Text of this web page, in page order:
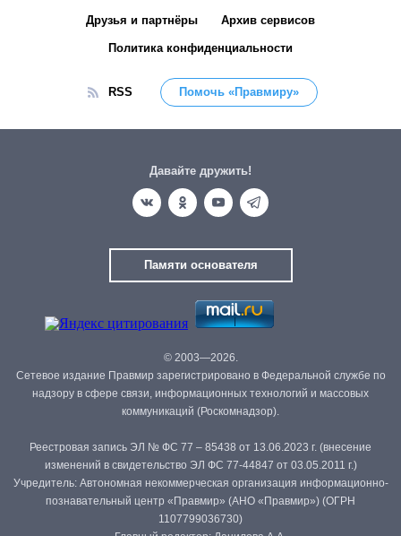
Друзья и партнёры Архив сервисов
Политика конфиденциальности
RSS Помочь «Правмиру»
Давайте дружить!
Памяти основателя
© 2003—2026.
Сетевое издание Правмир зарегистрировано в Федеральной службе по
надзору в сфере связи, информационных технологий и массовых
коммуникаций (Роскомнадзор).
Реестровая запись ЭЛ № ФС 77 – 85438 от 13.06.2023 г. (внесение
изменений в свидетельство ЭЛ ФС 77-44847 от 03.05.2011 г.)
Учредитель: Автономная некоммерческая организация информационно-
познавательный центр «Правмир» (АНО «Правмир») (ОГРН
1107799036730)